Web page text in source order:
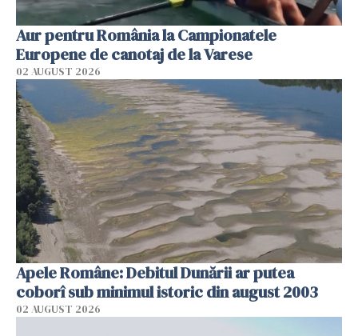
Aur pentru România la Campionatele
Europene de canotaj de la Varese
02 AUGUST 2026
Apele Române: Debitul Dunării ar putea
coborî sub minimul istoric din august 2003
02 AUGUST 2026